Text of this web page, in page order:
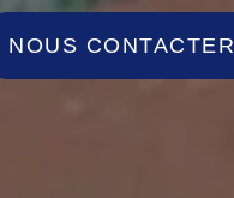
NOUS CONTACTER